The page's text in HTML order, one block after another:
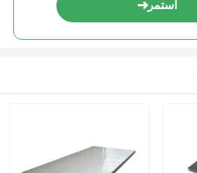
استمر